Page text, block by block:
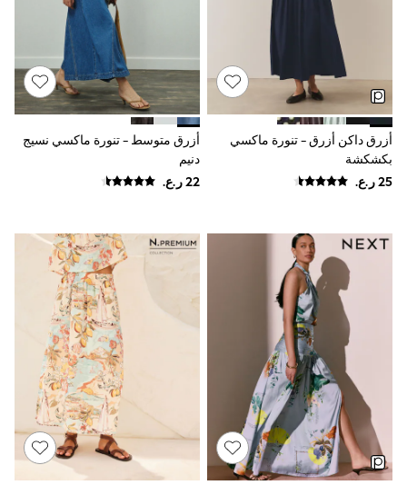
River Island
Eid Holiday Collection
SCHOOLWEAR
All Boys Schoolwear
Shoes
Trousers
Shorts
Shirts
Polo Shirts
Sweatshirts & Jumpers
Coats & Jackets
Multipacks
All Boys Sport & Swimwear
Trainers & Pumps
Swimwear
Tops
Shorts
Joggers
adidas
Nike
All Girls Schoolwear
Shoes
Dresses
Trousers
Skirts
Shirts
أزرق داكن أزرق - تنورة ماكسي
بكشكشة
أزرق متوسط - تنورة ماكسي نسيج
دنيم